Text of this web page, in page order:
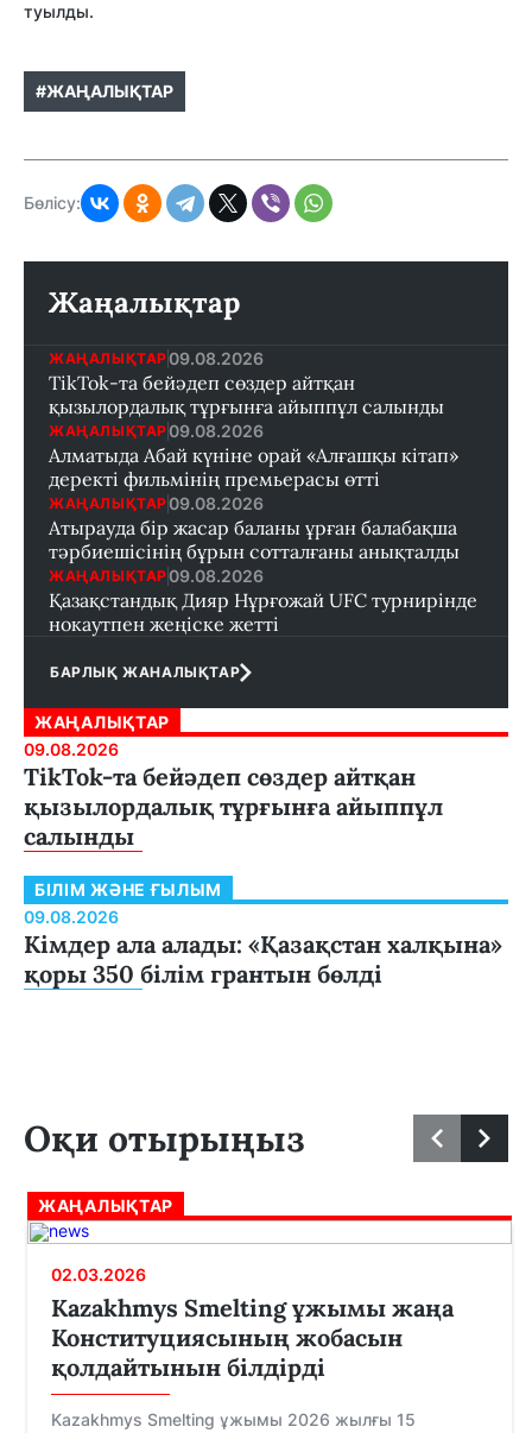
туылды.
#ЖАҢАЛЫҚТАР
Бөлісу:
Жаңалықтар
ЖАҢАЛЫҚТАР 09.08.2026
TikTok-та бейәдеп сөздер айтқан
қызылордалық тұрғынға айыппұл салынды
ЖАҢАЛЫҚТАР 09.08.2026
Алматыда Абай күніне орай «Алғашқы кітап»
деректі фильмінің премьерасы өтті
ЖАҢАЛЫҚТАР 09.08.2026
Атырауда бір жасар баланы ұрған балабақша
тәрбиешісінің бұрын сотталғаны анықталды
ЖАҢАЛЫҚТАР 09.08.2026
Қазақстандық Дияр Нұрғожай UFC турнирінде
нокаутпен жеңіске жетті
БАРЛЫҚ ЖАНАЛЫҚТАР
ЖАҢАЛЫҚТАР
09.08.2026
TikTok-та бейәдеп сөздер айтқан
қызылордалық тұрғынға айыппұл
салынды
БІЛІМ ЖӘНЕ ҒЫЛЫМ
09.08.2026
Кімдер ала алады: «Қазақстан халқына»
қоры 350 білім грантын бөлді
Оқи отырыңыз
ЖАҢАЛЫҚТАР
02.03.2026
Kazakhmys Smelting ұжымы жаңа
Конституциясының жобасын
қолдайтынын білдірді
Kazakhmys Smelting ұжымы 2026 жылғы 15